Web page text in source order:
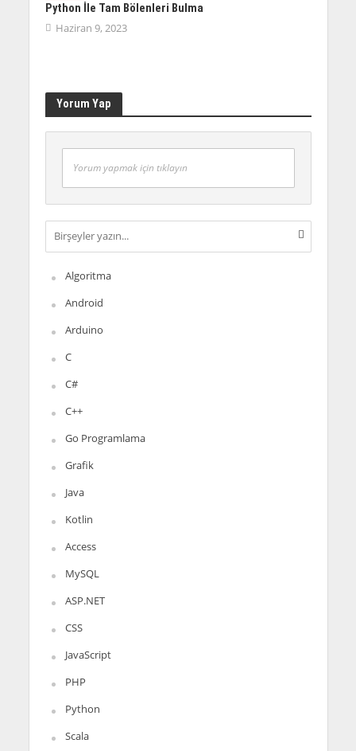
Python İle Tam Bölenleri Bulma
Haziran 9, 2023
Yorum Yap
Yorum yapmak için tıklayın
Algoritma
Android
Arduino
C
C#
C++
Go Programlama
Grafik
Java
Kotlin
Access
MySQL
ASP.NET
CSS
JavaScript
PHP
Python
Scala